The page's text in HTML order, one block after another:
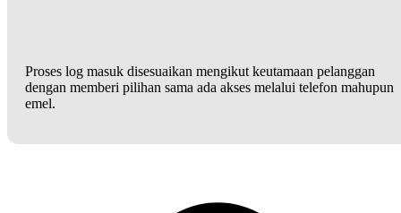
Proses log masuk disesuaikan mengikut keutamaan pelanggan
dengan memberi pilihan sama ada akses melalui telefon mahupun
emel.